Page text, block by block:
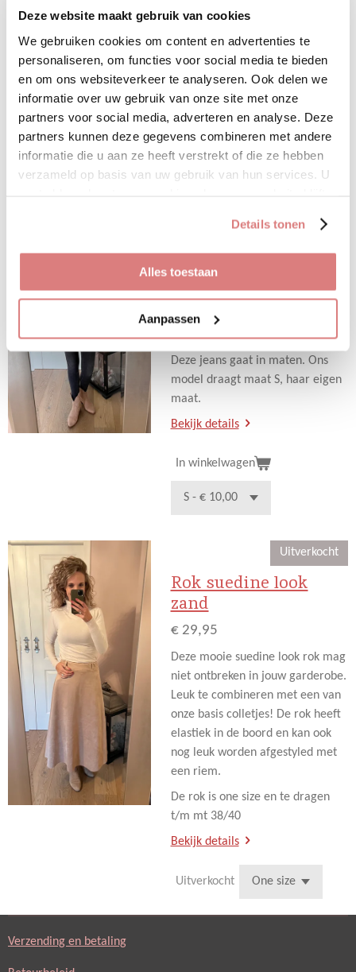
Deze website maakt gebruik van cookies
We gebruiken cookies om content en advertenties te
personaliseren, om functies voor social media te bieden
en om ons websiteverkeer te analyseren. Ook delen we
informatie over uw gebruik van onze site met onze
partners voor social media, adverteren en analyse. Deze
partners kunnen deze gegevens combineren met andere
informatie die u aan ze heeft verstrekt of die ze hebben
verzameld op basis van uw gebruik van hun services. U
Details tonen
Alles toestaan
Aanpassen
maten!
• 50% viscose
• 28% polyester
• 22% polyamide
Bekijk details
Uitverkocht
€ 10,00
Fijne nieuwe jeans in een donker
wassing voor het najaar.
Deze jeans gaat in maten. Ons
model draagt maat S, haar eigen
maat.
Bekijk details
In winkelwagen
Uitverkocht
Rok suedine look
zand
€ 29,95
Deze mooie suedine look rok mag
niet ontbreken in jouw garderobe.
Leuk te combineren met een van
onze basis colletjes! De rok heeft
elastiek in de boord en kan ook
nog leuk worden afgestyled met
een riem.
De rok is one size en te dragen
t/m mt 38/40
Bekijk details
Uitverkocht
Verzending en betaling